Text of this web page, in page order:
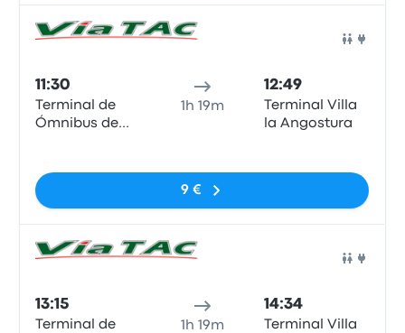
11:30
Terminal de
Ómnibus de
1h 19m
12:49
Terminal Villa
la Angostura
9 €
13:15
Terminal de
1h 19m
14:34
Terminal Villa